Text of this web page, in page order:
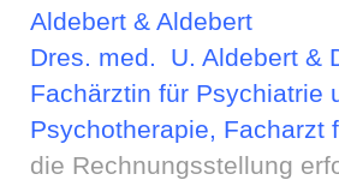
Aldebert & Aldebert
Dres. med. U. Aldebert &
Fachärztin für Psychiatrie
Psychotherapie, Facharzt
die Rechnungsstellung